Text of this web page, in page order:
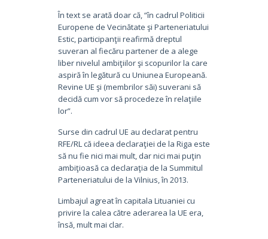
În text se arată doar că, “în cadrul Politicii
Europene de Vecinătate şi Parteneriatului
Estic, participanţii reafirmă dreptul
suveran al fiecăru partener de a alege
liber nivelul ambiţiilor şi scopurilor la care
aspiră în legătură cu Uniunea Europeană.
Revine UE şi (membrilor săi) suverani să
decidă cum vor să procedeze în relaţiile
lor”.
Surse din cadrul UE au declarat pentru
RFE/RL că ideea declaraţiei de la Riga este
să nu fie nici mai mult, dar nici mai puţin
ambiţioasă ca declaraţia de la Summitul
Parteneriatului de la Vilnius, în 2013.
Limbajul agreat în capitala Lituaniei cu
privire la calea către aderarea la UE era,
însă, mult mai clar.